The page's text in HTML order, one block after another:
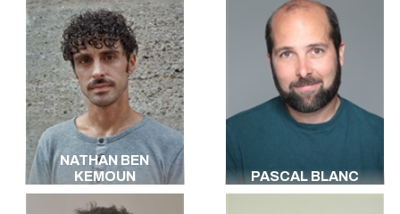
Bambara
une langue
indienne
Cambodgien
Catalan
Sénégalais
Breton
Indien
Algérien
Hindi
Toutes les langues
NATHAN BEN
KEMOUN
PASCAL BLANC